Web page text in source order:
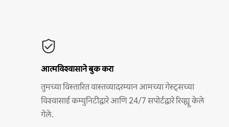
आत्मविश्वासाने बुक करा
तुमच्या विस्तारित वास्तव्यादरम्यान आमच्या गेस्ट्सच्या
विश्वासार्ह कम्युनिटीद्वारे आणि 24/7 सपोर्टद्वारे रिव्ह्यू केले
गेले.